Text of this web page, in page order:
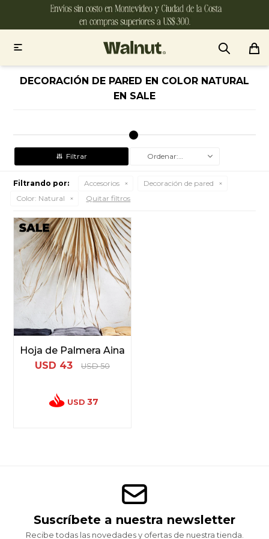

DECORACIÓN DE PARED EN COLOR NATURAL
EN SALE
Recomendados
Filtrando por: Accesorios
Decoración de pared
Color: Natural Quitar filtros
Hoja de Palmera Aina
USD 43 USD 50
USD 37
Suscríbete a nuestra newsletter
Recibe todas las novedades y ofertas de nuestra tienda.